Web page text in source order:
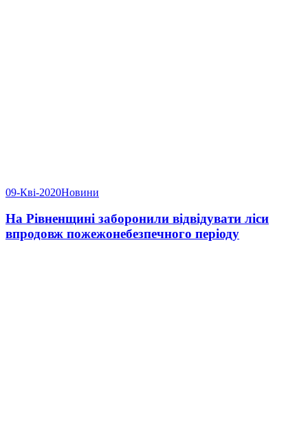
09-Кві-2020Новини
На Рівненщині заборонили відвідувати ліси
впродовж пожежонебезпечного періоду